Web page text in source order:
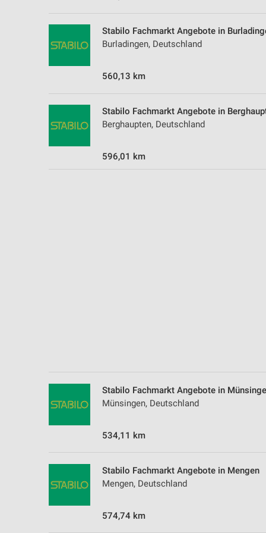
Stabilo Fachmarkt Angebote in
Burladingen, Deutschland
560,13 km
Stabilo Fachmarkt Angebote in
Berghaupten, Deutschland
596,01 km
Stabilo Fachmarkt Angebote in
Münsingen, Deutschland
534,11 km
Stabilo Fachmarkt Angebote in Mengen
Mengen, Deutschland
574,74 km
Analyse von Zielgruppen durch Statistiken oder Kombinationen
Entwicklung und Verbesserung der Angebote
Verwendung genauer Standortdaten
Geräte anhand von aktiv angeforderten Informationen